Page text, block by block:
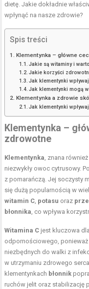
dietę. Jakie dokładnie
wpłynąć na nasze zdrowie?
Spis treści
Klementynka – główne
Jakie są witaminy i
Jakie korzyści
Jak klementynki
Jak klementynki mogą
Klementynka a zdrowie
Jak klementynki
Klementynka –
zdrowotne
Klementynka, znana
niezwykły owoc cytrusowy.
z pomarańczą. Jej soczysty
się dużą popularnością w
witamin C, potasu oraz
błonnika, co wpływa
Witamina C jest kluczowa
odpornościowego,
niezbędnych do walki z
w utrzymaniu zdrowego
klementynkach błonnik
ruchów jelit oraz stabilizację